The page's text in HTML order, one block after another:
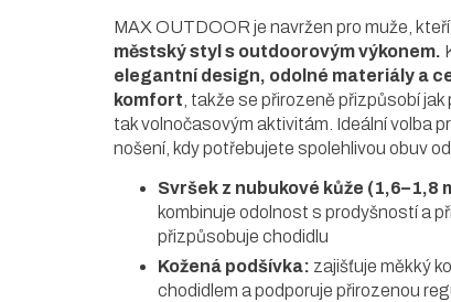
MAX OUTDOOR je navržen pro muže,
městský styl s outdoorovým výkonem.
elegantní design, odolné materiály a
komfort , takže se přirozeně přizpůsobí jak
tak volnočasovým aktivitám. Ideální volba
nošení, kdy potřebujete spolehlivou obuv od
Svršek z nubukové kůže (1,6–1,8
kombinuje odolnost s prodyšností a
přizpůsobuje chodidlu
Kožená podšívka: zajišťuje měkký
chodidlem a podporuje přirozenou